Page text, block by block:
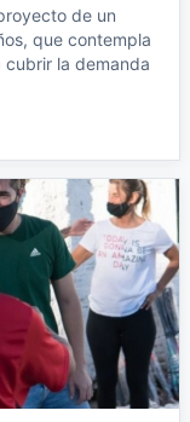
de un
que contempla
la demanda